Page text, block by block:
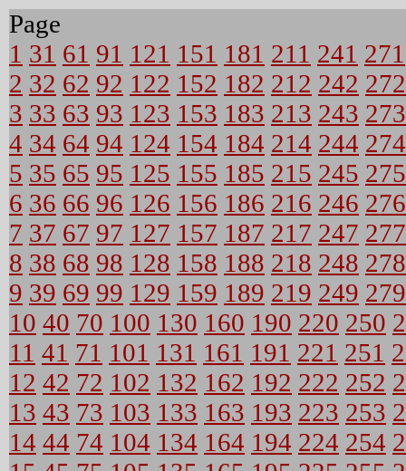
Page
1 31 61 91 121 151 181 211 241 271
2 32 62 92 122 152 182 212 242 272
3 33 63 93 123 153 183 213 243 273
4 34 64 94 124 154 184 214 244 274
5 35 65 95 125 155 185 215 245 275
6 36 66 96 126 156 186 216 246 276
7 37 67 97 127 157 187 217 247 277
8 38 68 98 128 158 188 218 248 278
9 39 69 99 129 159 189 219 249 279
10 40 70 100 130 160 190 220 250
11 41 71 101 131 161 191 221 251
12 42 72 102 132 162 192 222 252
13 43 73 103 133 163 193 223 253
14 44 74 104 134 164 194 224 254